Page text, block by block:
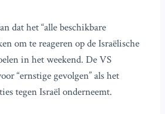
dat het “alle beschikbare
om te reageren op de Israëlische
in het weekend. De VS
“ernstige gevolgen” als het
tegen Israël onderneemt.